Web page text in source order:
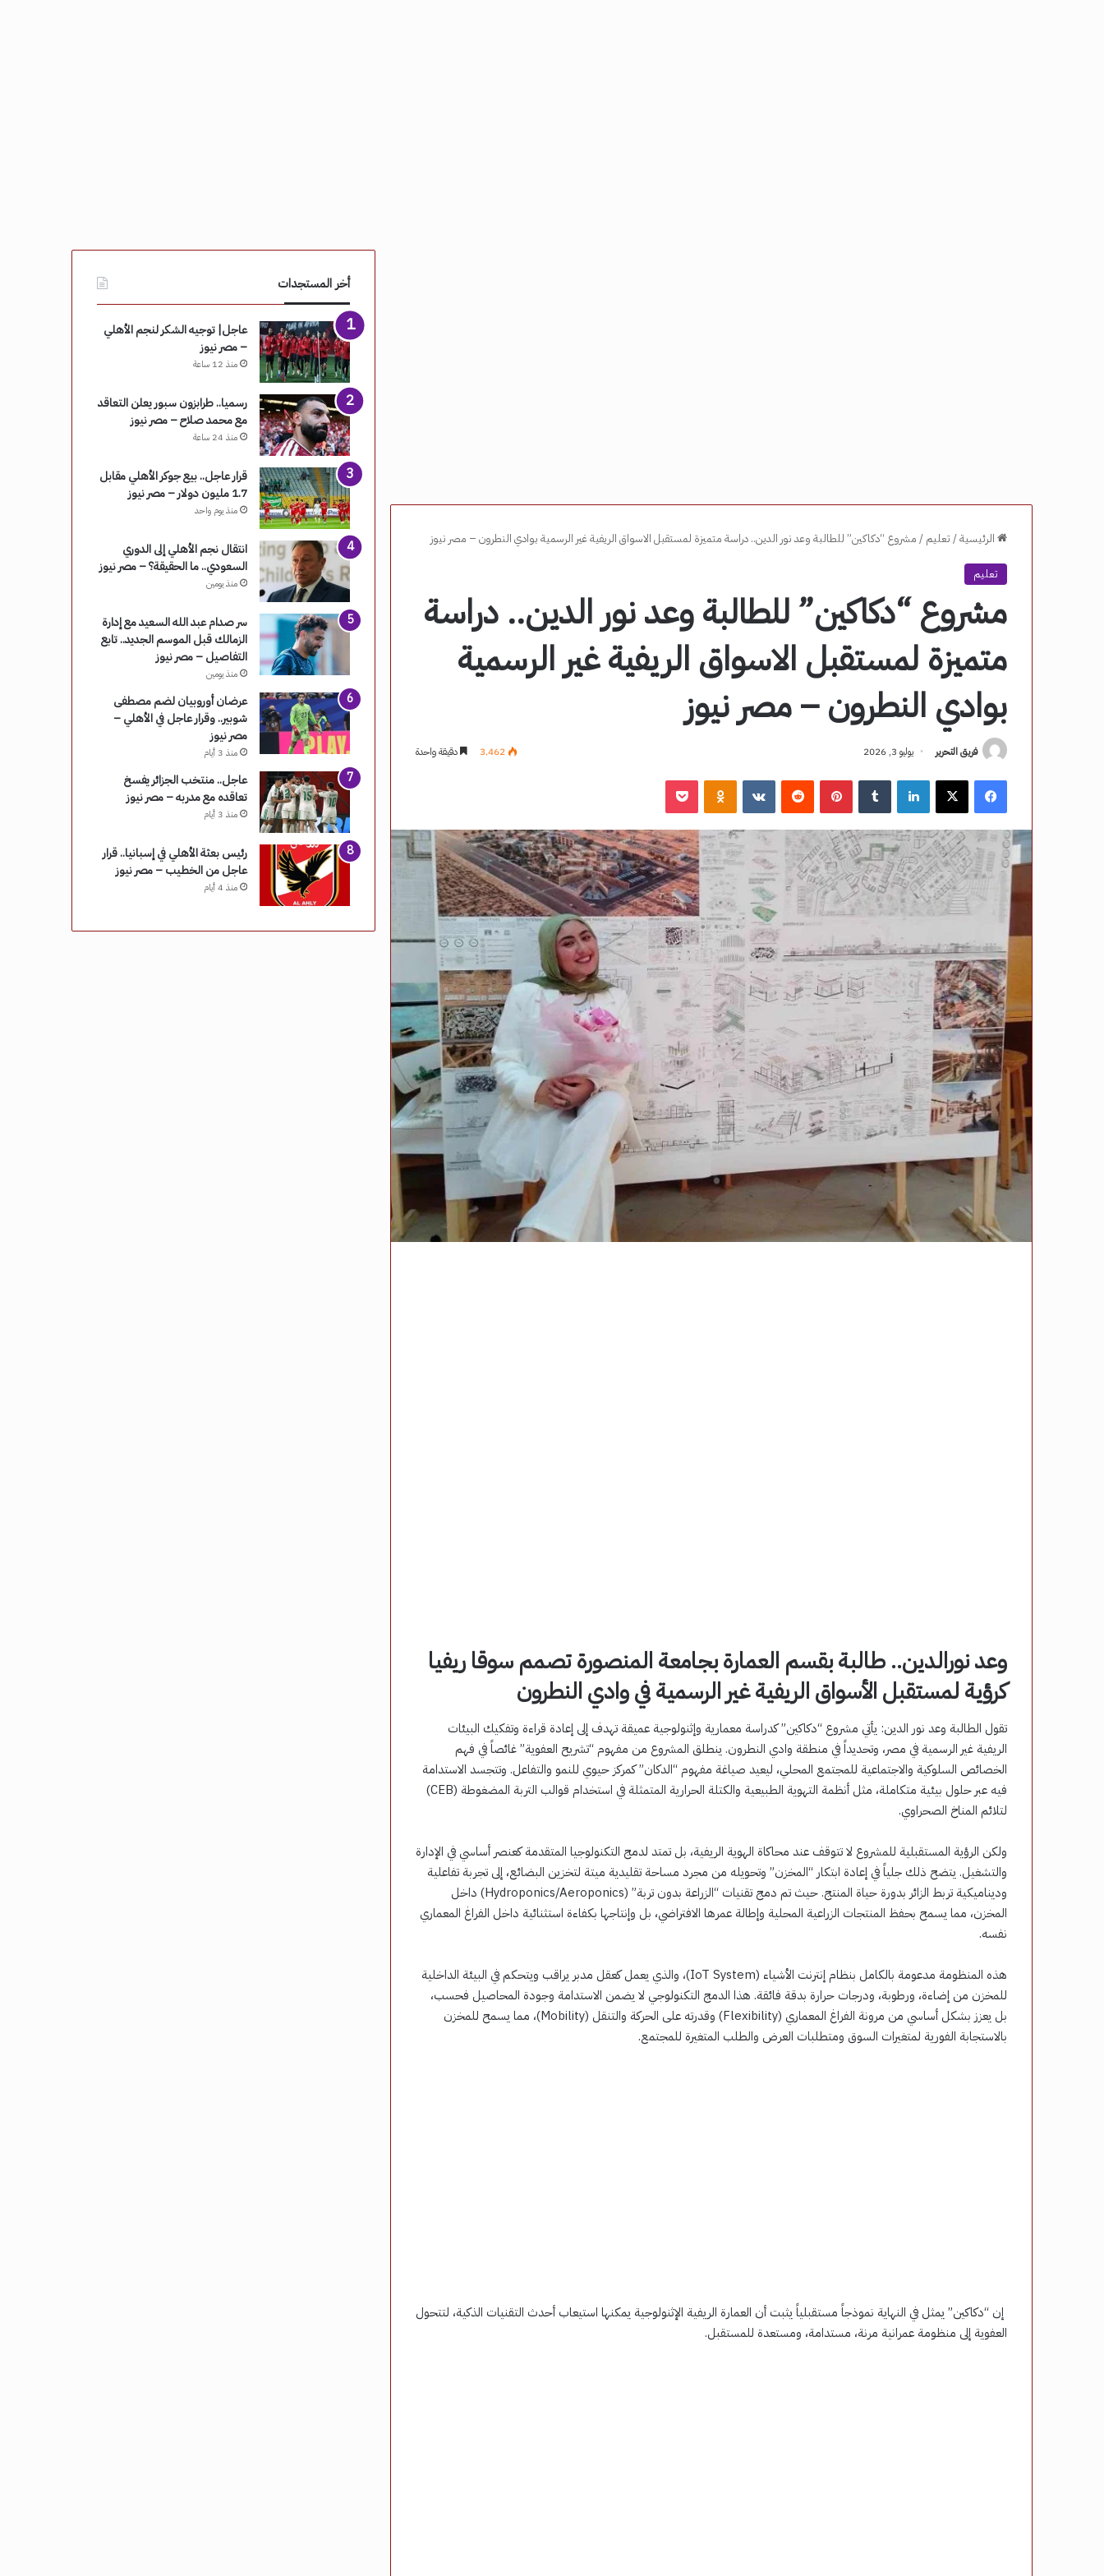
الرئيسية/ تعليم / مشروع “دكاكين” للطالبة وعد نور الدين.. دراسة متميزة لمستقبل الاسواق الريفية غير الرسمية بوادي النطرون – مصر نيوز
تعليم
مشروع “دكاكين” للطالبة وعد نور الدين.. دراسة
متميزة لمستقبل الاسواق الريفية غير الرسمية
بوادي النطرون – مصر نيوز
فريق التحرير يوليو 3, 2026 3٬462 دقيقة واحدة
فيسبوك ‫X لينكدإن بينتيريست ‏VKontakte
وعد نورالدين.. طالبة بقسم العمارة بجامعة المنصورة تصمم سوقا ريفيا
كرؤية لمستقبل الأسواق الريفية غير الرسمية في وادي النطرون
تقول الطالبة وعد نور الدين: يأتي مشروع “دكاكين” كدراسة معمارية وإثنولوجية عميقة تهدف إلى إعادة قراءة وتفكيك البيئات
الريفية غير الرسمية في مصر، وتحديداً في منطقة وادي النطرون. ينطلق المشروع من مفهوم “تشريح العفوية” غائصاً في فهم
الخصائص السلوكية والاجتماعية للمجتمع المحلي، ليعيد صياغة مفهوم “الدكان” كمركز حيوي للنمو والتفاعل. وتتجسد الاستدامة
فيه عبر حلول بيئية متكاملة، مثل أنظمة التهوية الطبيعية والكتلة الحرارية المتمثلة في استخدام قوالب التربة المضغوطة (CEB)
لتلائم المناخ الصحراوي.
ولكن الرؤية المستقبلية للمشروع لا تتوقف عند محاكاة الهوية الريفية، بل تمتد لدمج التكنولوجيا المتقدمة كعنصر أساسي في الإدارة
والتشغيل. يتضح ذلك جلياً في إعادة ابتكار “المخزن” وتحويله من مجرد مساحة تقليدية ميتة لتخزين البضائع، إلى تجربة تفاعلية
وديناميكية تربط الزائر بدورة حياة المنتج. حيث تم دمج تقنيات “الزراعة بدون تربة” (Hydroponics/Aeroponics) داخل
المخزن، مما يسمح بحفظ المنتجات الزراعية المحلية وإطالة عمرها الافتراضي، بل وإنتاجها بكفاءة استثنائية داخل الفراغ المعماري
نفسه.
هذه المنظومة مدعومة بالكامل بنظام إنترنت الأشياء (IoT System)، والذي يعمل كعقل مدبر يراقب ويتحكم في البيئة الداخلية
للمخزن من إضاءة، ورطوبة، ودرجات حرارة بدقة فائقة. هذا الدمج التكنولوجي لا يضمن الاستدامة وجودة المحاصيل فحسب،
بل يعزز بشكل أساسي من مرونة الفراغ المعماري (Flexibility) وقدرته على الحركة والتنقل (Mobility)، مما يسمح للمخزن
بالاستجابة الفورية لمتغيرات السوق ومتطلبات العرض والطلب المتغيرة للمجتمع.
إن “دكاكين” يمثل في النهاية نموذجاً مستقبلياً يثبت أن العمارة الريفية الإثنولوجية يمكنها استيعاب أحدث التقنيات الذكية، لتتحول
العفوية إلى منظومة عمرانية مرنة، مستدامة، ومستعدة للمستقبل.
أخر المستجدات
عاجل| توجيه الشكر لنجم الأهلي
– مصر نيوز
منذ 12 ساعة
رسميا.. طرابزون سبور يعلن التعاقد
مع محمد صلاح – مصر نيوز
منذ 24 ساعة
قرار عاجل.. بيع جوكر الأهلي مقابل
1.7 مليون دولار – مصر نيوز
منذ يوم واحد
انتقال نجم الأهلي إلى الدوري
السعودي.. ما الحقيقة؟ – مصر نيوز
منذ يومين
سر صدام عبد الله السعيد مع إدارة
الزمالك قبل الموسم الجديد.. تابع
التفاصيل – مصر نيوز
منذ يومين
عرضان أوروبيان لضم مصطفى
شوبير.. وقرار عاجل في الأهلي –
مصر نيوز
منذ 3 أيام
عاجل.. منتخب الجزائر يفسخ
تعاقده مع مدربه – مصر نيوز
منذ 3 أيام
رئيس بعثة الأهلي في إسبانيا.. قرار
عاجل من الخطيب – مصر نيوز
منذ 4 أيام